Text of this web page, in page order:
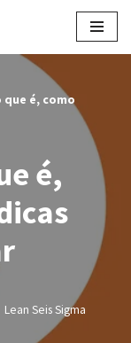
que é, como
é,
Lean Seis Sigma